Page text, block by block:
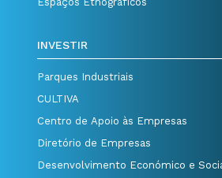
INVESTIR
Parques Industriais
CULTIVA
Centro de Apoio às Empresas
Diretório de Empresas
Desenvolvimento Económico e